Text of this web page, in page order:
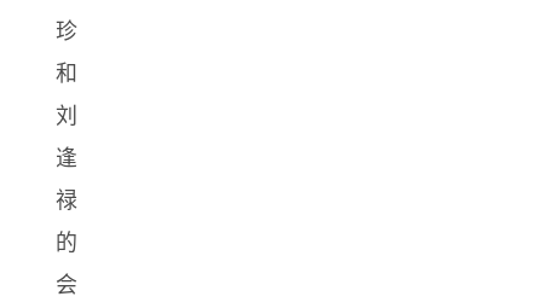
珍
和
刘
逢
禄
的
会